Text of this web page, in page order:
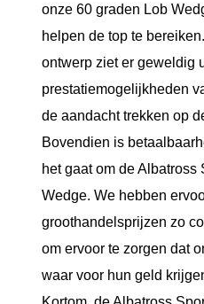
onze 60 graden Lob
helpen de top te
ontwerp ziet er geweldig
prestatiemogelijkheden
de aandacht trekken op
Bovendien is
het gaat om de
Wedge. We hebben
groothandelsprijzen zo
om ervoor te zorgen dat
waar voor hun geld